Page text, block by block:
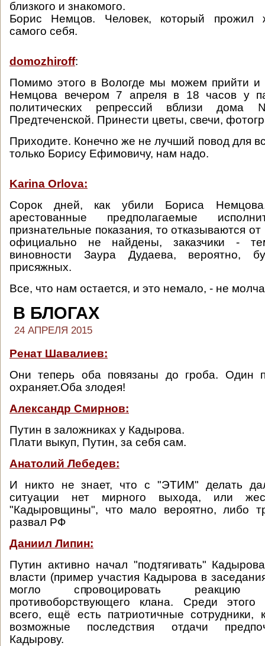
близкого и знакомого.
Борис Немцов. Человек, который прожил
самого себя.
domozhiroff:
Помимо этого в Вологде мы можем прийти и
Немцова вечером 7 апреля в 18 часов у
политических репрессий вблизи
Предтеченской. Принести цветы, свечи,
Приходите. Конечно же не лучший повод для
только Борису Ефимовичу, нам надо.
Karina Orlova:
Сорок дней, как убили Бориса
арестованные предполагаемые
признательные показания, то отказываются
официально не найдены, заказчики -
виновности Заура Дудаева, вероятно,
присяжных.
Все, что нам остается, и это немало, - не
В БЛОГАХ
24 АПРЕЛЯ 2015
Ренат Шавалиев:
Они теперь оба повязаны до гроба. Один
охраняет.Оба злодея!
Александр Смирнов:
Путин в заложниках у Кадырова.
Плати выкуп, Путин, за себя сам.
Анатолий Лебедев:
И никто не знает, что с "ЭТИМ" делать
ситуации нет мирного выхода, или
"Кадыровщины", что мало вероятно, либо
развал РФ
Даниил Липин:
Путин активно начал "подтягивать"
власти (пример участия Кадырова в
могло спровоцировать
противоборствующего клана. Среди этого
всего, ещё есть патриотичные сотрудники,
возможные последствия отдачи
Кадырову.